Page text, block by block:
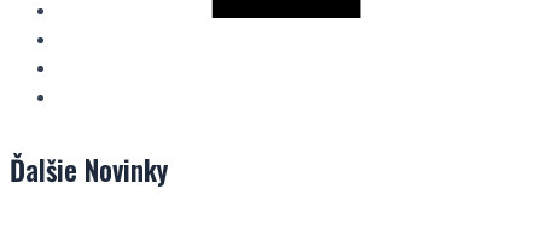
Ďalšie Novinky